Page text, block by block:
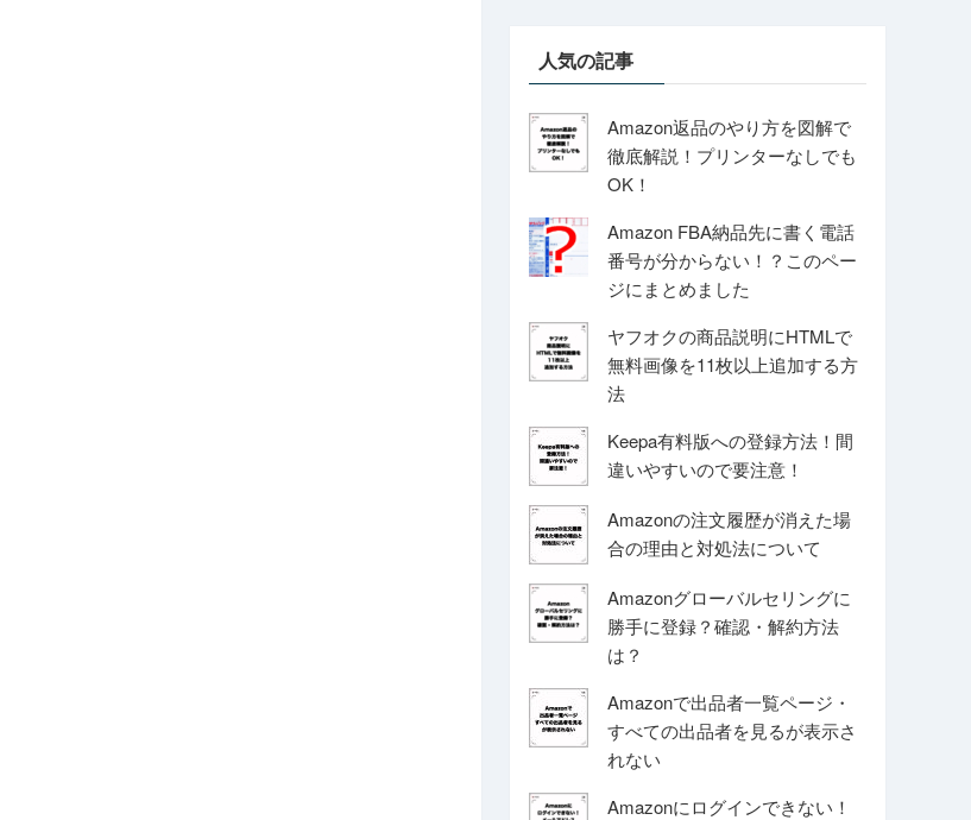
人気の記事
Amazon返品のやり方を図解で
徹底解説！プリンターなしでも
OK！
Amazon FBA納品先に書く電話
番号が分からない！？このペー
ジにまとめました
ヤフオクの商品説明にHTMLで
無料画像を11枚以上追加する方
法
Keepa有料版への登録方法！間
違いやすいので要注意！
Amazonの注文履歴が消えた場
合の理由と対処法について
Amazonグローバルセリングに
勝手に登録？確認・解約方法
は？
Amazonで出品者一覧ページ・
すべての出品者を見るが表示さ
れない
Amazonにログインできない！